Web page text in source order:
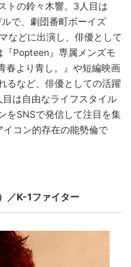
トの鈴々木響。3人目は
で、劇団番町ボーイズ
などに出演し、俳優として
Popteen』専属メンズモ
春より青し。』や短編映画
るなど、俳優としての活躍
は自由なライフスタイル
をSNSで発信して注目を集
コン的存在の能勢倫で
／K-1ファイター